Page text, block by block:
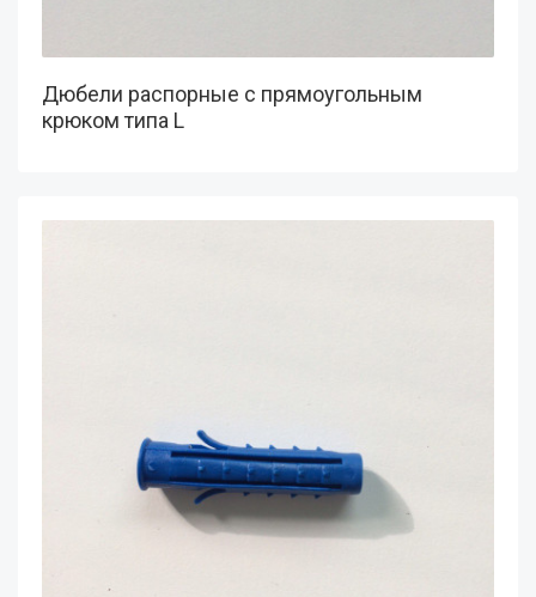
Дюбели распорные с прямоугольным
крюком типа L